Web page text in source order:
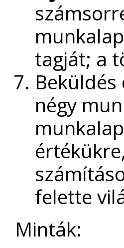
tagját; a
négy
felette
Minták: